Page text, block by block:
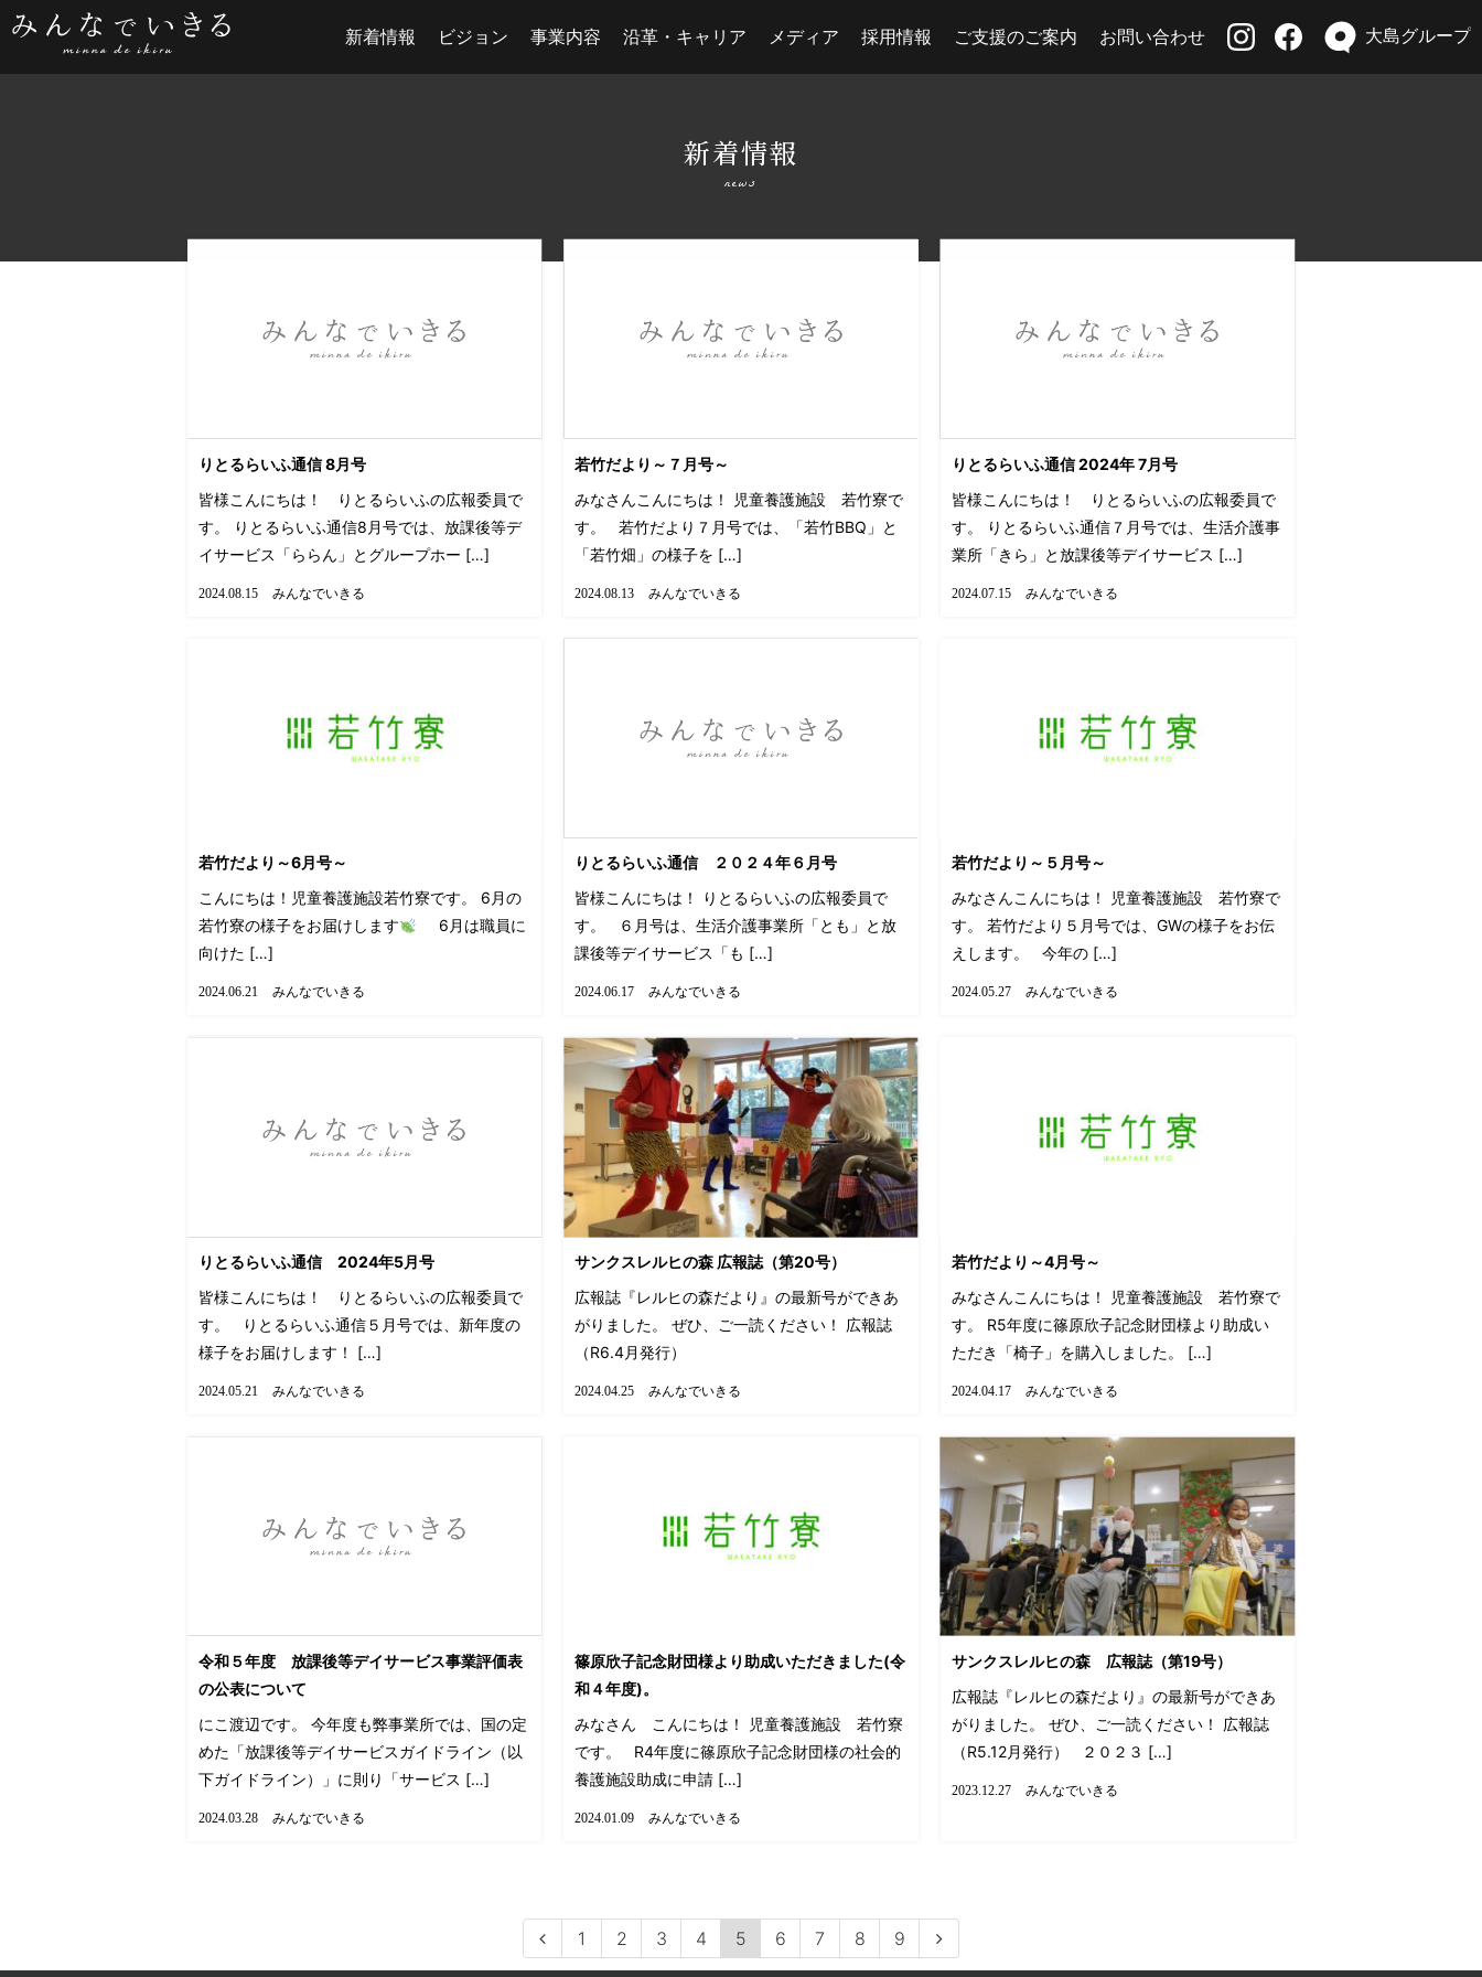
新着情報 ビジョン 事業内容 沿革・キャリア メディア 採用情報 ご支援のご案内 お問い合わせ 大島グループ
新着情報
news
りとるらいふ通信 8月号
皆様こんにちは！ りとるらいふの広報委員で
す。 りとるらいふ通信8月号では、放課後等デ
イサービス「ららん」とグループホー […]
2024.08.15 みんなでいきる
若竹だより～７月号～
みなさんこんにちは！ 児童養護施設 若竹寮で
す。 若竹だより７月号では、「若竹BBQ」と
「若竹畑」の様子を […]
2024.08.13 みんなでいきる
りとるらいふ通信 2024年 7月号
皆様こんにちは！ りとるらいふの広報委員で
す。 りとるらいふ通信７月号では、生活介護事
業所「きら」と放課後等デイサービス […]
2024.07.15 みんなでいきる
若竹だより～6月号～
こんにちは！児童養護施設若竹寮です。 6月の
若竹寮の様子をお届けします
6月は職員に
向けた […]
2024.06.21 みんなでいきる
りとるらいふ通信 ２０２４年６月号
皆様こんにちは！ りとるらいふの広報委員で
す。 ６月号は、生活介護事業所「とも」と放
課後等デイサービス「も […]
2024.06.17 みんなでいきる
若竹だより～５月号～
みなさんこんにちは！ 児童養護施設 若竹寮で
す。 若竹だより５月号では、GWの様子をお伝
えします。 今年の […]
2024.05.27 みんなでいきる
りとるらいふ通信 2024年5月号
皆様こんにちは！ りとるらいふの広報委員で
す。 りとるらいふ通信５月号では、新年度の
様子をお届けします！ […]
2024.05.21 みんなでいきる
サンクスレルヒの森 広報誌（第20号）
広報誌『レルヒの森だより』の最新号ができあ
がりました。 ぜひ、ご一読ください！ 広報誌
（R6.4月発行）
2024.04.25 みんなでいきる
若竹だより～4月号～
みなさんこんにちは！ 児童養護施設 若竹寮で
す。 R5年度に篠原欣子記念財団様より助成い
ただき「椅子」を購入しました。 […]
2024.04.17 みんなでいきる
令和５年度 放課後等デイサービス事業評価表
の公表について
にこ渡辺です。 今年度も弊事業所では、国の定
めた「放課後等デイサービスガイドライン（以
下ガイドライン）」に則り「サービス […]
2024.03.28 みんなでいきる
篠原欣子記念財団様より助成いただきました(令
和４年度)。
みなさん こんにちは！ 児童養護施設 若竹寮
です。 R4年度に篠原欣子記念財団様の社会的
養護施設助成に申請 […]
2024.01.09 みんなでいきる
サンクスレルヒの森 広報誌（第19号）
広報誌『レルヒの森だより』の最新号ができあ
がりました。 ぜひ、ご一読ください！ 広報誌
（R5.12月発行） ２０２３ […]
2023.12.27 みんなでいきる
1 2 3 4 5 6 7 8 9